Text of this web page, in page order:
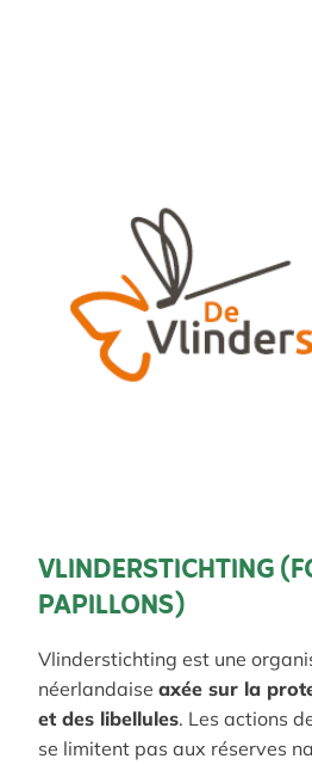
VLINDERSTICHTING
PAPILLONS)
Vlinderstichting est une
néerlandaise axée sur la
et des libellules. Les actions
se limitent pas aux réserves